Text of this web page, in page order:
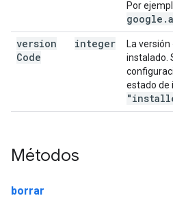
Por
google .
version
Code
integer
La
instalado.
estado de
Métodos
borrar